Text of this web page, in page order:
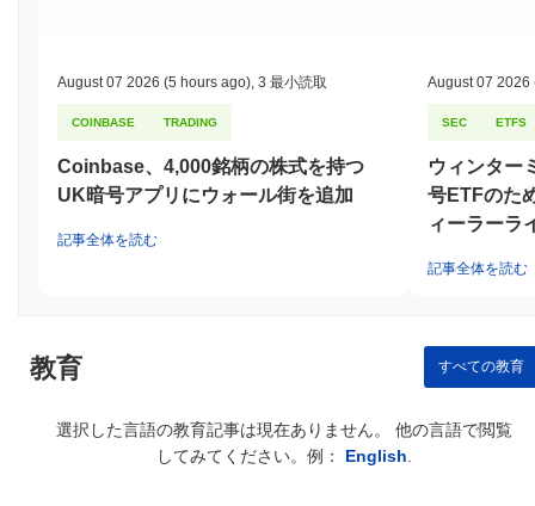
August 07 2026 (5 hours ago) 3 最小読取
COINBASE TRADING
Coinbase、4,000銘柄の株式を持つ
UK暗号アプリにウォール街を追加
記事全体を読む
August 07 2026
SEC ETFS
ウィンター
号ETFのた
ィーラーラ
記事全体を読む
教育 すべての教育
選択した言語の教育記事は現在ありません。 他の言語で閲覧
してみてください。例： English